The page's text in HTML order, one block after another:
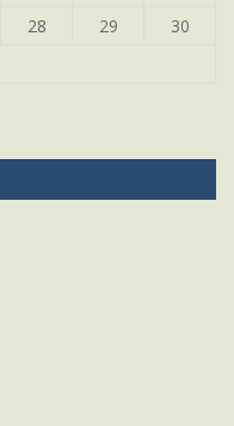
28 29
30